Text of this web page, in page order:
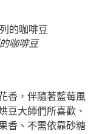
咖啡豆
香，伴隨著藍莓風
豆大師們所喜歡、
香、不需依靠砂糖